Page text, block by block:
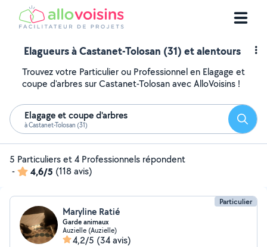
Elagueurs à Castanet-Tolosan (31) et alentours
Trouvez votre Particulier ou Professionnel en Elagage et
coupe d'arbres sur Castanet-Tolosan avec AlloVoisins !
Elagage et coupe d'arbres
à Castanet-Tolosan (31)
5 Particuliers et 4 Professionnels répondent
-
4,6/5 (118 avis)
Particulier
Maryline Ratié
Garde animaux
Auzielle (Auzielle)
4,2/5 (34 avis)